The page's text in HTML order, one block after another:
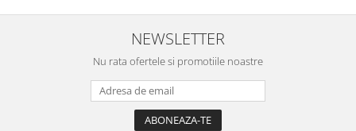
NEWSLETTER
Nu rata ofertele si promotiile noastre